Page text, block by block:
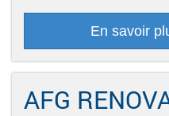
En savoir
AFG